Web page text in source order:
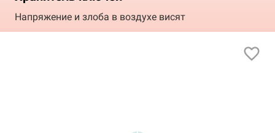
Напряжение и злоба в воздухе висят